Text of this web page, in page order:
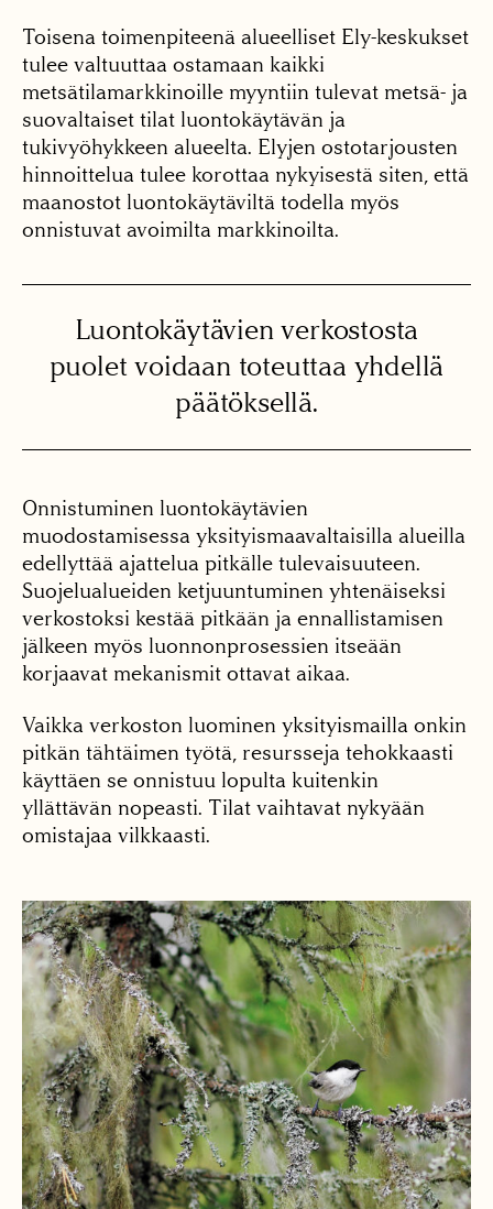
Toisena toimenpiteenä alueelliset Ely-keskukset
tulee valtuuttaa ostamaan kaikki
metsätilamarkkinoille myyntiin tulevat metsä- ja
suovaltaiset tilat luontokäytävän ja
tukivyöhykkeen alueelta. Elyjen ostotarjousten
hinnoittelua tulee korottaa nykyisestä siten, että
maanostot luontokäytäviltä todella myös
onnistuvat avoimilta markkinoilta.
Luonto­käytävien verkostosta
puolet voidaan toteuttaa yhdellä
päätöksellä.
Onnistuminen luontokäytävien
muodostamisessa yksityismaavaltaisilla alueilla
edellyttää ajattelua pitkälle tulevaisuuteen.
Suojelualueiden ketjuuntuminen yhtenäiseksi
verkostoksi kestää pitkään ja ennallistamisen
jälkeen myös luonnonprosessien itseään
korjaavat mekanismit ottavat aikaa.
Vaikka verkoston luominen yksityismailla onkin
pitkän tähtäimen työtä, resursseja tehokkaasti
käyttäen se onnistuu lopulta kuitenkin
yllättävän nopeasti. Tilat vaihtavat nykyään
omistajaa vilkkaasti.